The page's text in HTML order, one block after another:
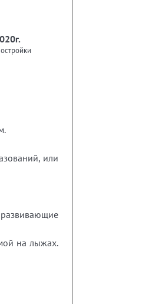
или
развивающие
на лыжах.